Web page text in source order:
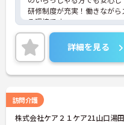
研修制度が充実！働きなが
る環境です。
ご興味ある方には、面接対
詳細をお話しいたしますので
い。
詳細を見る
訪問介護
株式会社ケア２１ケア21山口湯田